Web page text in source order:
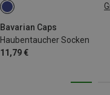
Bavarian Caps
Haubentaucher Socken
11,79 €
36|37|38|39|40
41|42|43|44|45|46